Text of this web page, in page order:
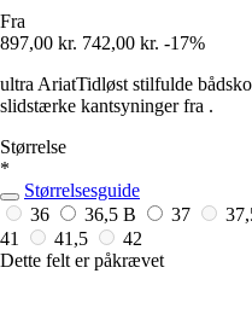
Fra
897,00 kr. 742,00 kr. -17%
ultra AriatTidløst stilfulde
slidstærke kantsyninger fra .
Størrelse
*
Størrelsesguide
36
36,5 B 37
41
41,5
42
Dette felt er påkrævet